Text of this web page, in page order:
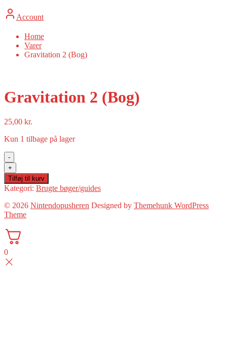
Account
Home
Varer
Gravitation 2 (Bog)
Gravitation 2 (Bog)
25,00 kr.
Kun 1 tilbage på lager
-
Gravitation
2
(Bog)
antal
+
Tilføj til kurv
Kategori: Brugte bøger/guides
© 2026 Nintendopusheren Designed by Themehunk WordPress
Theme
0